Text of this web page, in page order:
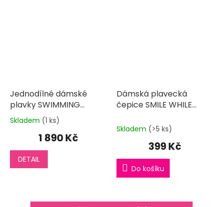
Jednodílné dámské
plavky SWIMMING
sportovní
Průměrné
produktu
je
5,0
z
Skladem (1 ks)
1 890 Kč
DETAIL
Dámská plavecká
čepice SMILE WHILE
Skladem (>5 ks)
399 Kč
Do košíku